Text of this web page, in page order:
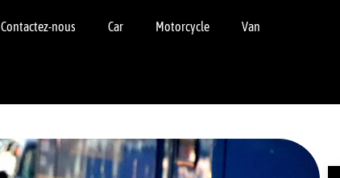
Contactez-nous Car Motorcycle Van